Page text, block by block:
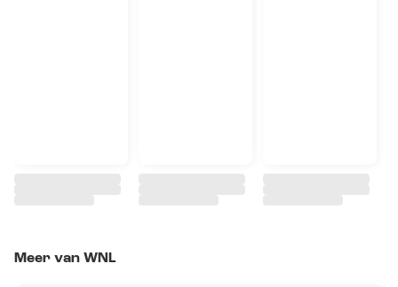
Meer van WNL